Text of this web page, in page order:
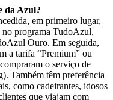
da Azul?
em primeiro lugar,
no programa TudoAzul,
Ouro. Em seguida,
a tarifa “Premium” ou
o serviço de
Também têm preferência
como cadeirantes, idosos
que viajam com